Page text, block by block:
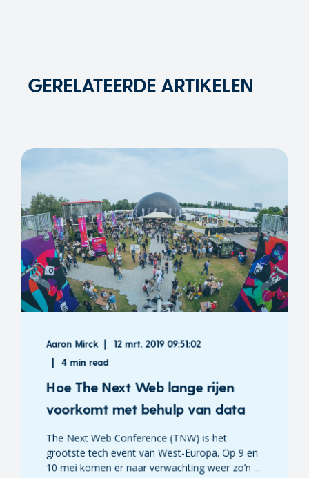
GERELATEERDE ARTIKELEN
Aaron Mirck
12 mrt. 2019 09:51:02
4 min read
Hoe The Next Web lange rijen
voorkomt met behulp van data
The Next Web Conference (TNW) is het
grootste tech event van West-Europa. Op 9 en
10 mei komen er naar verwachting weer zo’n ...